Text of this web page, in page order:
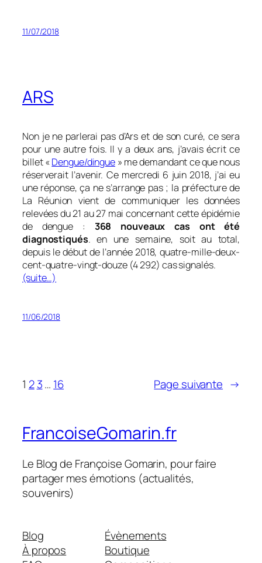
11/07/2018
ARS
Non je ne parlerai pas d’Ars et de son curé, ce sera
pour une autre fois. Il y a deux ans, j’avais écrit ce
billet «Dengue/dingue » me demandant ce que nous
réserverait l’avenir. Ce mercredi 6 juin 2018, j’ai eu
une réponse, ça ne s’arrange pas ; la préfecture de
La Réunion vient de communiquer les données
relevées du 21 au 27 mai concernant cette épidémie
de dengue : 368 nouveaux cas ont été
diagnostiqués. en une semaine, soit au total,
depuis le début de l’année 2018, quatre-mille-deux-
cent-quatre-vingt-douze (4 292) cas signalés.
(suite…)
11/06/2018
1 2 3… 16 Page suivante →
FrancoiseGomarin.fr
Le Blog de Françoise Gomarin, pour faire
partager mes émotions (actualités,
souvenirs)
Blog
À propos
Évènements
Boutique